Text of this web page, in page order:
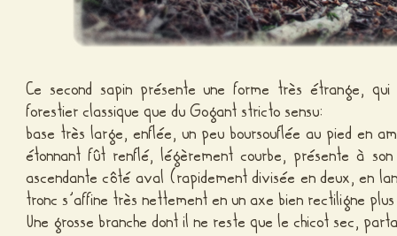
Ce second sapin présente une forme très étrange,
forestier classique que du Gogant stricto sensu:
base très large, enflée, un peu boursouflée au pied en
étonnant fût renflé, légèrement courbe, présente à
ascendante côté aval (rapidement divisée en deux, en
tronc s’affine très nettement en un axe bien rectiligne
Une grosse branche dont il ne reste que le chicot sec,